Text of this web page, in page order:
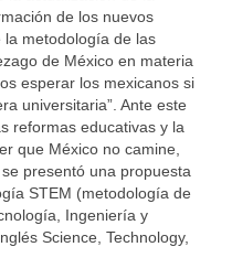
de los nuevos
metodología de las
de México en materia
esperar los mexicanos si
universitaria”. Ante este
reformas educativas y la
que México no camine,
presentó una propuesta
STEM (metodología de
Ingeniería y
Science, Technology,